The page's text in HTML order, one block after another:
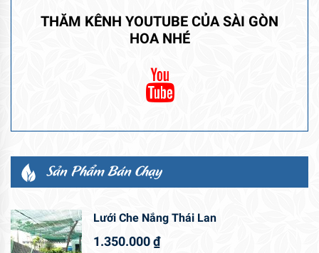
THĂM KÊNH YOUTUBE CỦA SÀI GÒN
HOA NHÉ
Sản Phẩm Bán Chạy
Lưới Che Nắng Thái Lan
1.350.000₫